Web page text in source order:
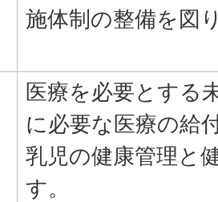
施体制の整備を図
医療を必要とする
に必要な医療の給
乳児の健康管理と
す。